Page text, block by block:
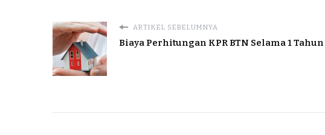
ARTIKEL SEBELUMNYA
Biaya Perhitungan KPR BTN Selama 1 Tahun